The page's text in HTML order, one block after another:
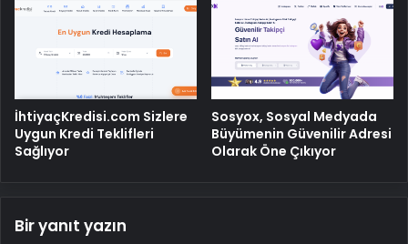
İhtiyaçKredisi.com Sizlere
Uygun Kredi Teklifleri
Sağlıyor
Sosyox, Sosyal Medyada
Büyümenin Güvenilir Adresi
Olarak Öne Çıkıyor
Bir yanıt yazın